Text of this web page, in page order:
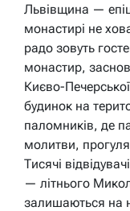
Львівщина —
монастирі не
радо зовуть
монастир,
Києво-
будинок на
паломників, де
молитви,
Тисячі
— літнього
залишаються на